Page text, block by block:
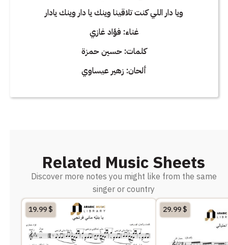
ويا دار اللي كنت تلاقينا وينك يا دار وينك يادار
غناء: فؤاد غازي
كلمات: حسين حمزة
ألحان: زهير عيساوي
Related Music Sheets
Discover more notes you might like from the same
singer or country
19.99$ 29.99$